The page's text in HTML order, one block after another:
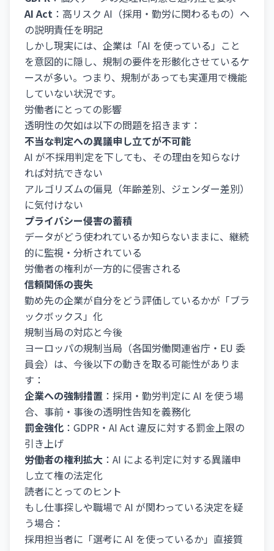
AI Act ：高リスク AI（採用・勤労に関わるもの）へ
の説明責任を明記
しかし現実には、企業は「AI を使っている」こと
を意図的に隠し、規制の要件を形骸化させているケ
ースが多い。つまり、規制があっても実運用で機能
していない状況です。
労働者にとっての影響
透明性の欠如は以下の問題を招きます：
不当な判定への異議申し立てが不可能
AI が不採用判定を下しても、その理由を知らなけ
れば対抗できない
アルゴリズムの偏見（年齢差別、ジェンダー差別）
に気付けない
プライバシー侵害の蓄積
データがどう使われているか知らないままに、継続
的に監視・分析されている
労働者の権利が一方的に侵害される
信頼関係の喪失
勤め先の企業が自分をどう評価しているかが「ブラ
ックボックス」化
規制当局の対応と今後
ヨーロッパの規制当局（各国労働関連省庁・EU 委
員会）は、今後以下の動きを取る可能性がありま
す：
企業への強制措置 ：採用・勤労判定に AI を使う場
合、事前・事後の透明性告知を義務化
罰金強化 ：GDPR・AI Act 違反に対する罰金上限の
引き上げ
労働者の権利拡大 ：AI による判定に対する異議申
し立て権の法定化
読者にとってのヒント
もし仕事探しや職場で AI が関わっている決定を疑
う場合：
採用担当者に「選考に AI を使っているか」直接質